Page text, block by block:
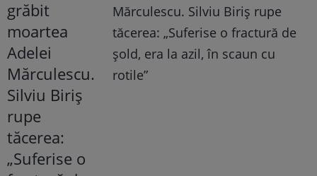
Mărculescu. Silviu Biriș rupe
tăcerea: „Suferise o fractură de
șold, era la azil, în scaun cu
rotile”